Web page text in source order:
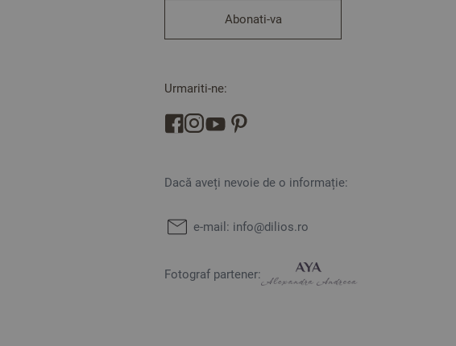
Abonati-va
Urmariti-ne:
Dacă aveți nevoie de o informație:
e-mail: info@dilios.ro
Fotograf partener: